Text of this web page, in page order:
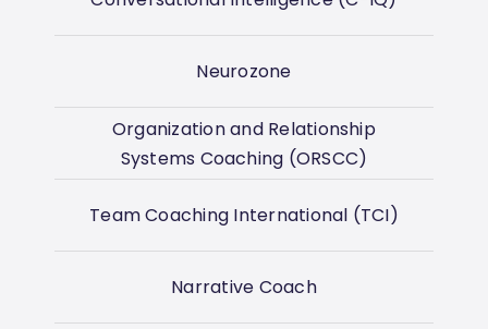
Neurozone
Organization and Relationship
Systems Coaching (ORSCC)
Team Coaching International (TCI)
Narrative Coach